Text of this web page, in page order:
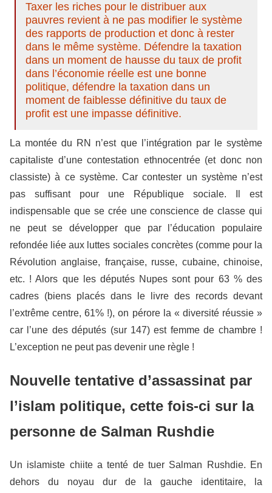
Taxer les riches pour le distribuer aux
pauvres revient à ne pas modifier le système
des rapports de production et donc à rester
dans le même système. Défendre la taxation
dans un moment de hausse du taux de profit
dans l’économie réelle est une bonne
politique, défendre la taxation dans un
moment de faiblesse définitive du taux de
profit est une impasse définitive.
La montée du RN n’est que l’intégration par le système
capitaliste d’une contestation ethnocentrée (et donc non
classiste) à ce système. Car contester un système n’est
pas suffisant pour une République sociale. Il est
indispensable que se crée une conscience de classe qui
ne peut se développer que par l’éducation populaire
refondée liée aux luttes sociales concrètes (comme pour la
Révolution anglaise, française, russe, cubaine, chinoise,
etc. ! Alors que les députés Nupes sont pour 63 % des
cadres (biens placés dans le livre des records devant
l’extrême centre, 61% !), on pérore la « diversité réussie »
car l’une des députés (sur 147) est femme de chambre !
L’exception ne peut pas devenir une règle !
Nouvelle tentative d’assassinat par
l’islam politique, cette fois-ci sur la
personne de Salman Rushdie
Un islamiste chiite a tenté de tuer Salman Rushdie. En
dehors du noyau dur de la gauche identitaire, la